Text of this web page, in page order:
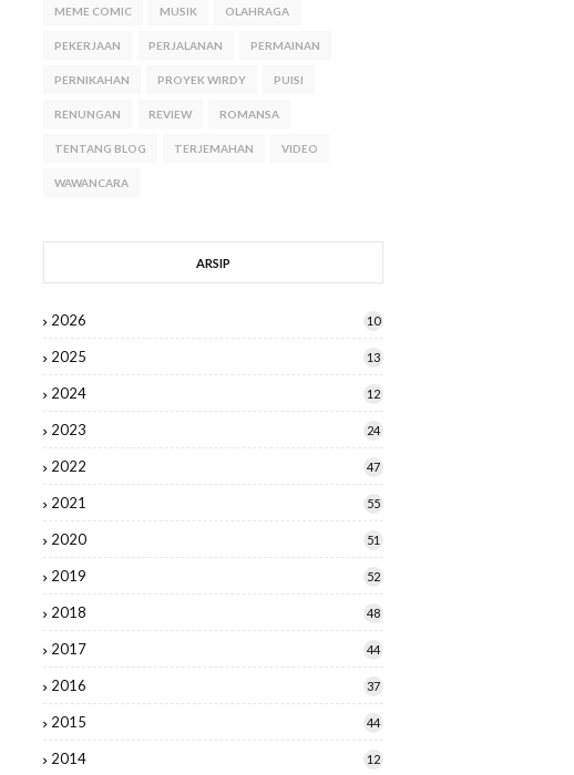
MEME COMIC MUSIK OLAHRAGA
PEKERJAAN PERJALANAN PERMAINAN
PERNIKAHAN PROYEK WIRDY PUISI
RENUNGAN REVIEW ROMANSA
TENTANG BLOG TERJEMAHAN VIDEO
WAWANCARA
ARSIP
2026 10
2025 13
2024 12
2023 24
2022 47
2021 55
2020 51
2019 52
2018 48
2017 44
2016 37
2015 44
2014 12